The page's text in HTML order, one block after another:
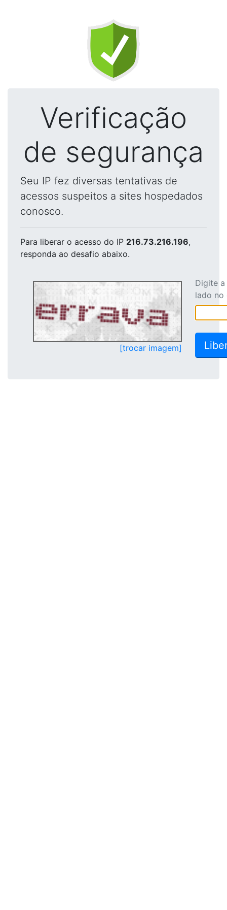
Verificação
de segurança
Seu IP fez diversas tentativas de
acessos suspeitos a sites hospedados
conosco.
Para liberar o acesso do IP 216.73.216.196,
responda ao desafio abaixo.
[trocar imagem]
Digite
lado no